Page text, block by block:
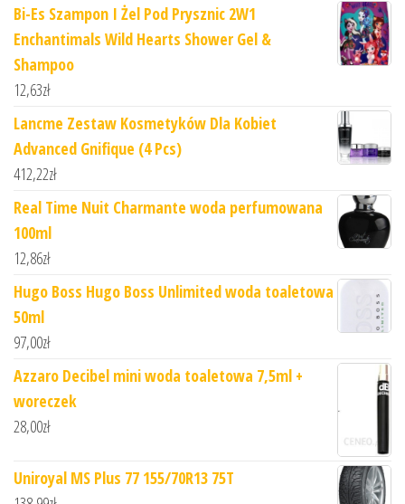
Bi-Es Szampon I Żel Pod Prysznic 2W1
Enchantimals Wild Hearts Shower Gel &
Shampoo
12,63zł
Lancme Zestaw Kosmetyków Dla Kobiet
Advanced Gnifique (4 Pcs)
412,22zł
Real Time Nuit Charmante woda perfumowana
100ml
12,86zł
Hugo Boss Hugo Boss Unlimited woda toaletowa
50ml
97,00zł
Azzaro Decibel mini woda toaletowa 7,5ml +
woreczek
28,00zł
Uniroyal MS Plus 77 155/70R13 75T